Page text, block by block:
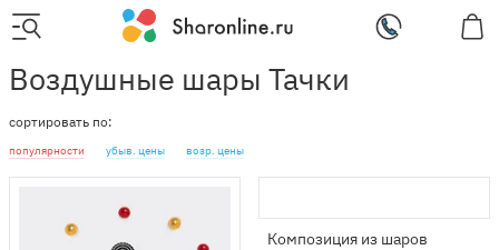
Воздушные шары Тачки
сортировать по:
популярности убыв. цены возр. цены
Композиция из шаров